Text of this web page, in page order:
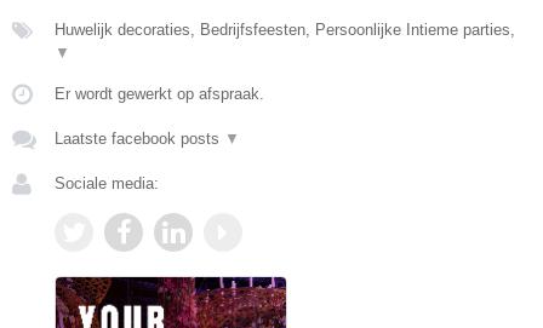
Huwelijk decoraties, Bedrijfsfeesten, Persoonlijke Intieme parties,
▼
Er wordt gewerkt op afspraak.
Laatste facebook posts ▼
Sociale media: